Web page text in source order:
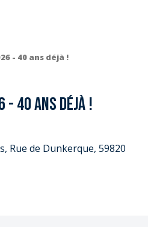
- 40 ans déjà !
- 40 ans déjà !
Rue de Dunkerque, 59820